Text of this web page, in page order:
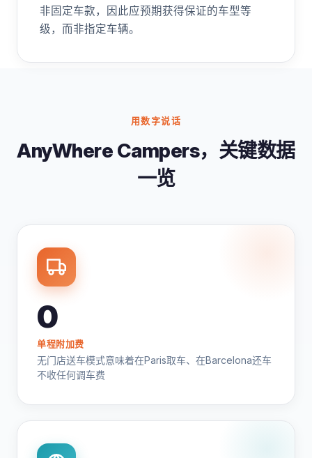
非固定车款，因此应预期获得保证的车型等
级，而非指定车辆。
用数字说话
AnyWhere Campers，关键数据
一览
0
单程附加费
无门店送车模式意味着在Paris取车、在Barcelona还车
不收任何调车费